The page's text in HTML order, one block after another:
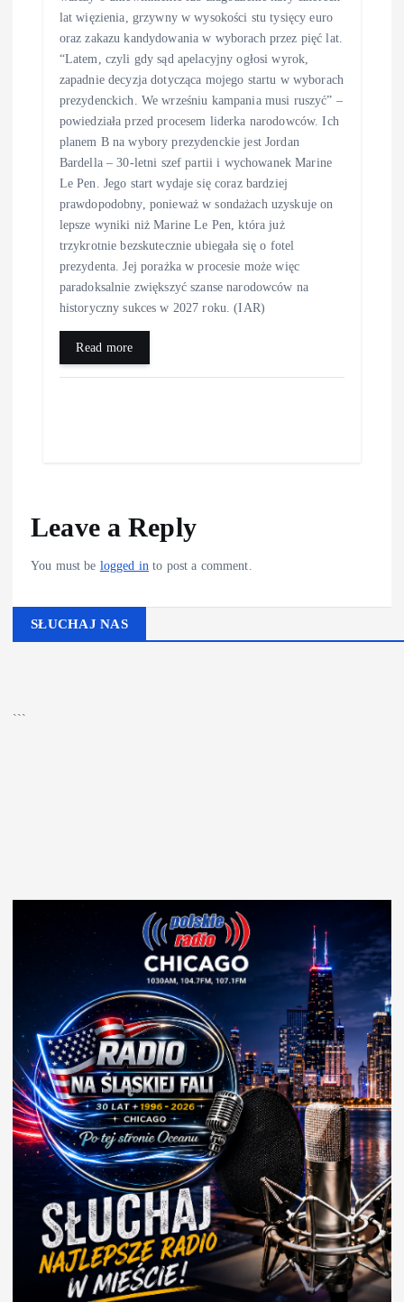
lat więzienia, grzywny w wysokości stu tysięcy euro
oraz zakazu kandydowania w wyborach przez pięć lat.
“Latem, czyli gdy sąd apelacyjny ogłosi wyrok,
zapadnie decyzja dotycząca mojego startu w wyborach
prezydenckich. We wrześniu kampania musi ruszyć” –
powiedziała przed procesem liderka narodowców. Ich
planem B na wybory prezydenckie jest Jordan
Bardella – 30-letni szef partii i wychowanek Marine
Le Pen. Jego start wydaje się coraz bardziej
prawdopodobny, ponieważ w sondażach uzyskuje on
lepsze wyniki niż Marine Le Pen, która już
trzykrotnie bezskutecznie ubiegała się o fotel
prezydenta. Jej porażka w procesie może więc
paradoksalnie zwiększyć szanse narodowców na
historyczny sukces w 2027 roku. (IAR)
Read more
Leave a Reply
You must be logged in to post a comment.
SŁUCHAJ NAS
```